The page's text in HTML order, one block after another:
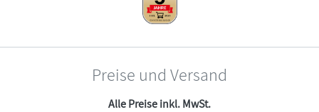
Preise und Versand
Alle Preise inkl. MwSt.